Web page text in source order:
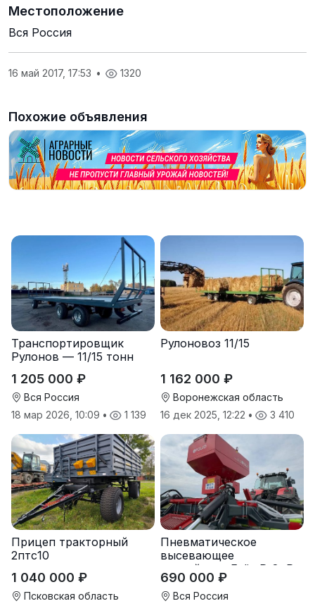
Местоположение
Вся Россия
16 май 2017, 17:53 • 1320
Похожие объявления
Транспортировщик
Рулонов — 11/15 тонн
1 205 000 ₽
Вся Россия
18 мар 2026, 10:09 • 1 139
Рулоновоз 11/15
1 162 000 ₽
Воронежская область
16 дек 2025, 12:22 • 3 410
Прицеп тракторный
2птс10
1 040 000 ₽
Псковская область
Пневматическое
высевающее
устройство Folio R-8, R-
12
690 000 ₽
Вся Россия